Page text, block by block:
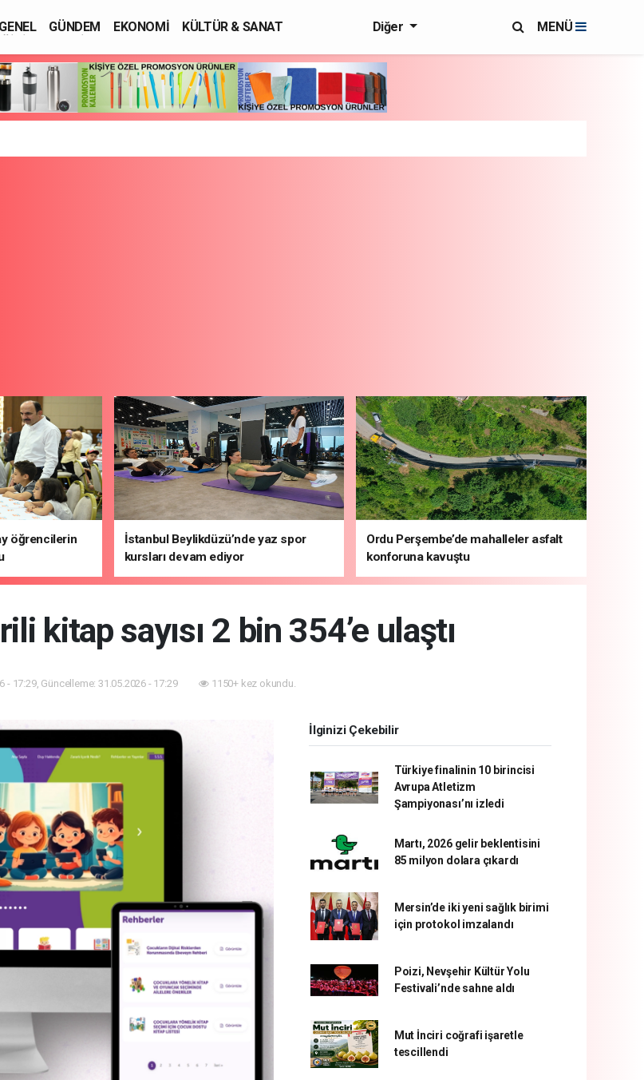
GENEL GÜNDEM EKONOMİ
KÜLTÜR & SANAT
Diğer MENÜ
öğrencilerin
İstanbul Beylikdüzü’nde yaz spor
kursları devam ediyor
Ordu Perşembe’de mahalleler asfalt
konforuna kavuştu
kitap sayısı 2 bin 354’e ulaştı
- 17:29, Güncelleme: 31.05.2026 - 17:29 1150+ kez okundu.
İlginizi Çekebilir
Türkiye finalinin 10 birincisi
Avrupa Atletizm
Şampiyonası’nı izledi
Martı, 2026 gelir beklentisini
85 milyon dolara çıkardı
Mersin’de iki yeni sağlık birimi
için protokol imzalandı
Poizi, Nevşehir Kültür Yolu
Festivali’nde sahne aldı
Mut İnciri coğrafi işaretle
tescillendi